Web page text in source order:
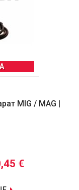
MIG / MAG |
€